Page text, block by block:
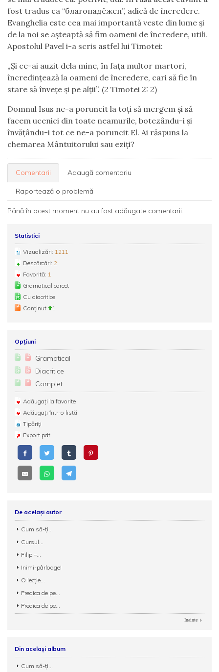
fost tradus ca “благонадёжен”, adică de încredere.
Evanghelia este cea mai importantă veste din lume și
de la noi se așteaptă să fim oameni de încredere, utili.
Apostolul Pavel i-a scris astfel lui Timotei:
„Și ce-ai auzit dela mine, în fața multor martori,
încredințează la oameni de încredere, cari să fie în
stare să învețe și pe alții”. (2 Timotei 2: 2)
Domnul Isus ne-a poruncit la toți să mergem și să
facem ucenici din toate neamurile, botezându-i și
învățându-i tot ce ne-a poruncit El. Ai răspuns la
chemarea Mântuitorului sau eziți?
Comentarii Adaugă comentariu
Raportează o problemă
Până în acest moment nu au fost adăugate comentarii.
Statistici
Vizualizări: 1211
Descărcări: 2
Favorită: 1
Gramatical corect
Cu diacritice
Conținut
1
Opțiuni
Gramatical
Diacritice
Complet
Adăugați la favorite
Adăugați într-o listă
Tipăriți
Export pdf
De același autor
Cum să-ți...
Cursul...
Filip –...
Inimi-pârloage!
O lecție...
Predica de pe...
Predica de pe...
Inainte
Din același album
Cum să-ți...